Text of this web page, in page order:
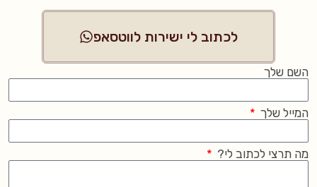
לכתוב לי ישירות לווטסאפ
השם שלך
המייל שלך
מה תרצי לכתוב לי?